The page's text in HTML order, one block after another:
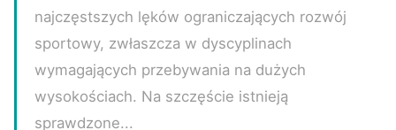
najczęstszych lęków ograniczających rozwój
sportowy, zwłaszcza w dyscyplinach
wymagających przebywania na dużych
wysokościach. Na szczęście istnieją
sprawdzone...